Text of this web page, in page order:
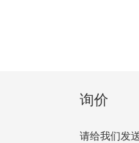
询价
请给我们发